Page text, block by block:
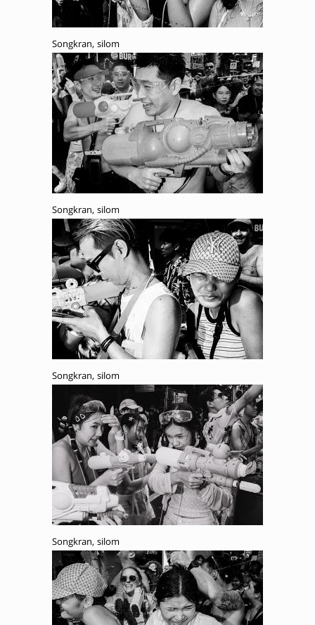
Songkran, silom
Songkran, silom
Songkran, silom
Songkran, silom